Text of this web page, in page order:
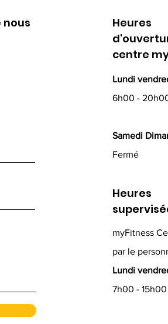
nous
Heures
centre
Lundi
6h00 -
Samedi
Fermé
Heures
myFitness
par le
Lundi
7h00 - 15h00